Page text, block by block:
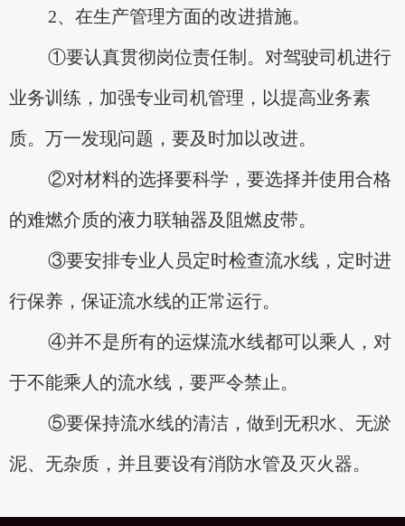
2、在生产管理方面的改进措施。
①要认真贯彻岗位责任制。对驾驶司机进行
业务训练，加强专业司机管理，以提高业务素
质。万一发现问题，要及时加以改进。
②对材料的选择要科学，要选择并使用合格
的难燃介质的液力联轴器及阻燃皮带。
③要安排专业人员定时检查流水线，定时进
行保养，保证流水线的正常运行。
④并不是所有的运煤流水线都可以乘人，对
于不能乘人的流水线，要严令禁止。
⑤要保持流水线的清洁，做到无积水、无淤
泥、无杂质，并且要设有消防水管及灭火器。